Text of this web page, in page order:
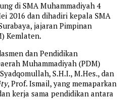
di SMA Muhammadiyah 4
2016 dan dihadiri kepala SMA
jajaran Pimpinan
Kemlaten.
dan Pendidikan
Muhammadiyah (PDM)
S.H.I., M.Hes., dan
, Prof. Ismail, yang memaparkan
kerja sama pendidikan antara